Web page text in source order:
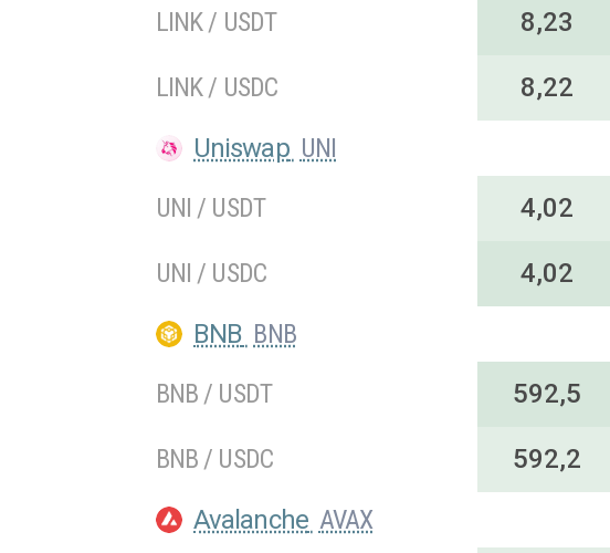
LINK / USDT
8,23
LINK / USDC 8,22
Uniswap UNI
UNI / USDT
4,02
UNI / USDC 4,02
BNB BNB
BNB / USDT
592,5
BNB / USDC 592,2
Avalanche AVAX